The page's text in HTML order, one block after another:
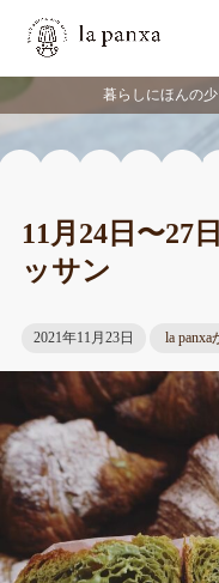
暮らしにほんの
11月24日〜27
ッサン
2021年11月23日 la